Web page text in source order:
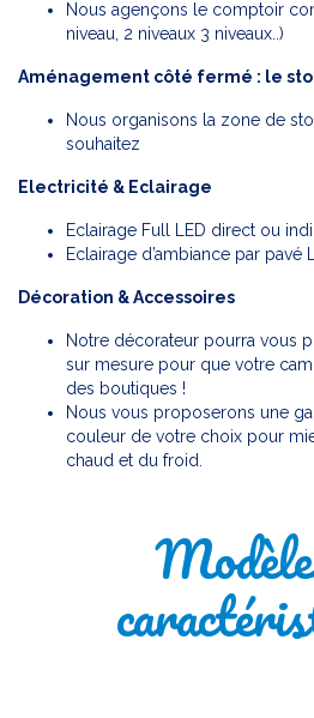
Nous agençons le comptoir
niveau, 2 niveaux 3 niveaux..)
Aménagement côté fermé : le
Nous organisons la zone de
souhaitez
Electricité & Eclairage
Eclairage Full LED direct ou
Eclairage d’ambiance par pavé
Décoration & Accessoires
Notre décorateur pourra vous
sur mesure pour que votre
des boutiques !
Nous vous proposerons une
couleur de votre choix pour
chaud et du froid.